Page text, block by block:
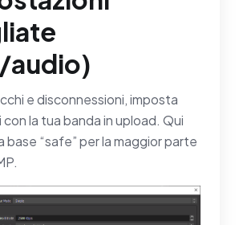
audio)
e disconnessioni, imposta
la tua banda in upload. Qui
“safe” per la maggior parte